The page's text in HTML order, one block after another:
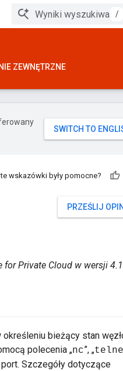
/
ZEWNĘTRZNE
te wskazówki były pomocne?
PRZEŚLIJ
for Private Cloud w wersji
bieżący stan
polecenia „nc”, „
Szczegóły dotyczące